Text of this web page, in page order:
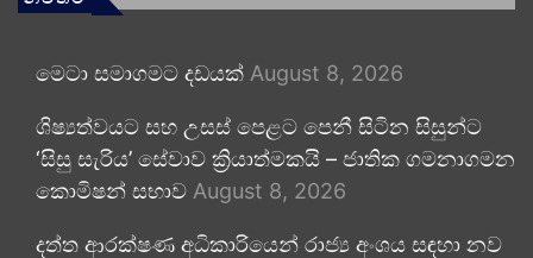
මෙටා සමාගමට දඩයක් August 8, 2026
ශිෂ්‍යත්වයට සහ උසස් පෙළට පෙනී සිටින සිසුන්ට
‘සිසු සැරිය’ සේවාව ක්‍රියාත්මකයි – ජාතික ගමනාගමන
කොමිෂන් සභාව August 8, 2026
දත්ත ආරක්ෂණ අධිකාරියෙන් රාජ්‍ය අංශය සඳහා නව